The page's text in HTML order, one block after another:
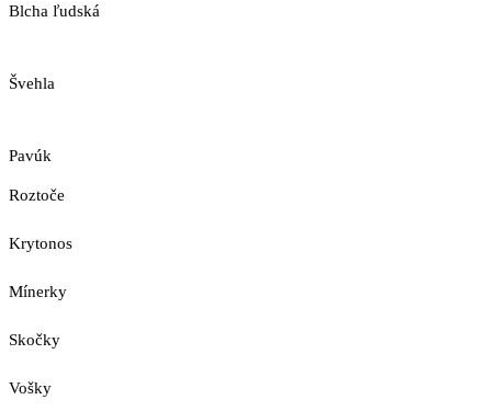
Blcha ľudská
Švehla
Pavúk
Roztoče
Krytonos
Mínerky
Skočky
Vošky